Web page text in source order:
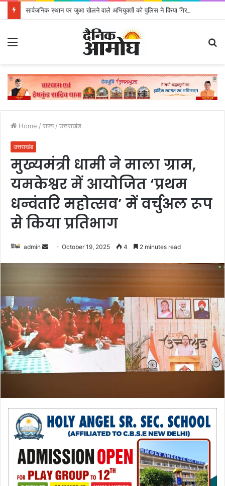
सार्वजनिक स्थान पर जुआ खेलने वाले अभियुक्तों को पुलिस ने किया गिरफ्तार
Home / राज्य / उत्तराखंड
उत्तराखंड
मुख्यमंत्री धामी ने माला ग्राम,
यमकेश्वर में आयोजित ‘प्रथम
धन्वंतरि महोत्सव’ में वर्चुअल रूप
से किया प्रतिभाग
admin
n
e
m
a
l
October 19, 2025 4 2 minutes read